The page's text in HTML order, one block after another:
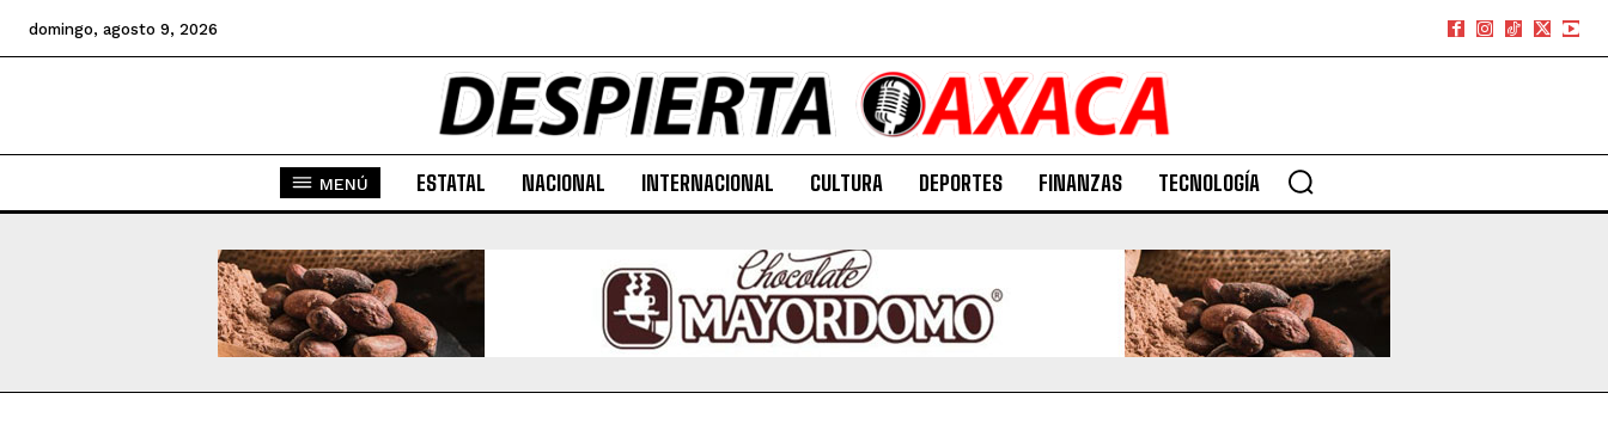
domingo, agosto 9, 2026
MENÚ ESTATAL NACIONAL INTERNACIONAL CULTURA DEPORTES FINANZAS TECNOLOGÍA